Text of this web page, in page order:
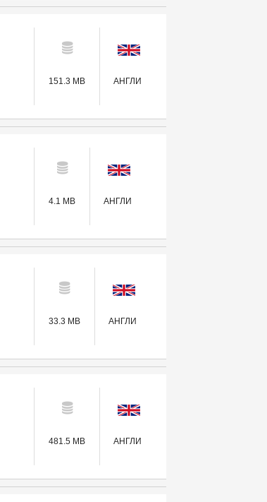
151.3 MB АНГЛИ
4.1 MB АНГЛИ
33.3 MB АНГЛИ
481.5 MB АНГЛИ